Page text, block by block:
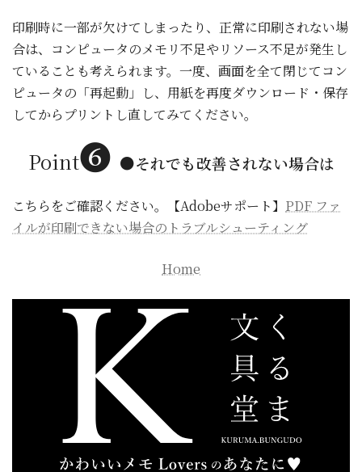
印刷時に一部が欠けてしまったり、正常に印刷されない場
合は、コンピュータのメモリ不足やリソース不足が発生し
ていることも考えられます。一度、画面を全て閉じてコン
ピュータの「再起動」し、用紙を再度ダウンロード・保存
してからプリントし直してみてください。
Point❻ ●それでも改善されない場合は
こちらをご確認ください。【Adobeサポート】 PDF ファ
イルが印刷できない場合のトラブルシューティング
Home